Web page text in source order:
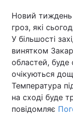
Новий тиждень
гроз, які
У більшості
винятком
областей, буде
очікуються
Температура
на сході буде
повідомляє